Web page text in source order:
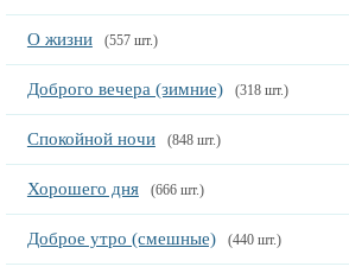
О жизни (557 шт.)
Доброго вечера (зимние) (318 шт.)
Спокойной ночи (848 шт.)
Хорошего дня (666 шт.)
Доброе утро (смешные) (440 шт.)